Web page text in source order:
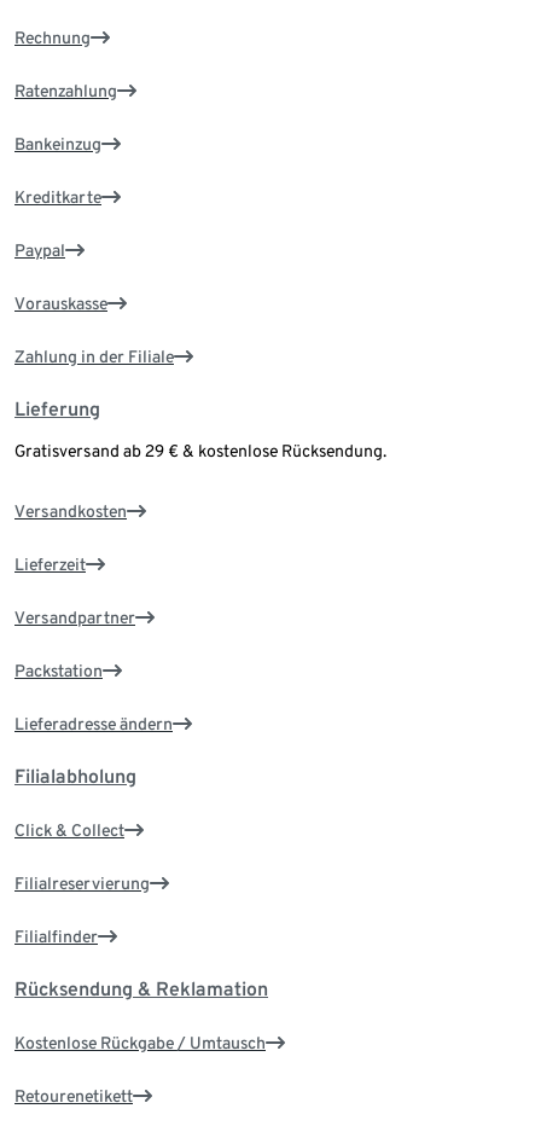
Rechnung
Ratenzahlung
Bankeinzug
Kreditkarte
Paypal
Vorauskasse
Zahlung in der Filiale
Lieferung
Gratisversand ab 29 € & kostenlose Rücksendung.
Versandkosten
Lieferzeit
Versandpartner
Packstation
Lieferadresse ändern
Filialabholung
Click & Collect
Filialreservierung
Filialfinder
Rücksendung & Reklamation
Kostenlose Rückgabe / Umtausch
Retourenetikett